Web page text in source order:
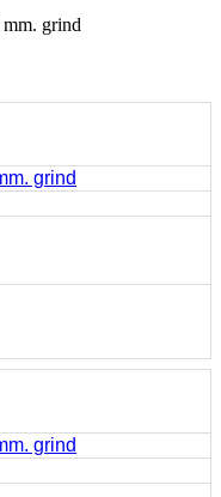
grind
grind
grind